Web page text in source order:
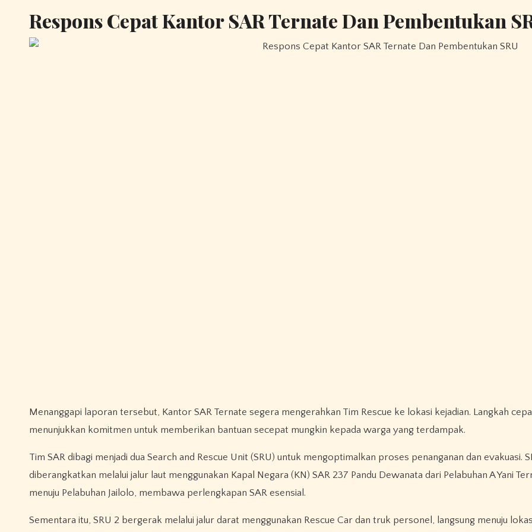
Respons Cepat Kantor SAR Ternate Dan Pembentukan
Menanggapi laporan tersebut, Kantor SAR Ternate segera mengerahkan Tim Rescue ke lokasi kejadian. Langkah
menunjukkan komitmen untuk memberikan bantuan secepat mungkin kepada warga yang terdampak.
Tim SAR dibagi menjadi dua Search and Rescue Unit (SRU) untuk mengoptimalkan proses penanganan dan evakuasi.
diberangkatkan melalui jalur laut menggunakan Kapal Negara (KN) SAR 237 Pandu Dewanata dari Pelabuhan A Yani
menuju Pelabuhan Jailolo, membawa perlengkapan SAR esensial.
Sementara itu, SRU 2 bergerak melalui jalur darat menggunakan Rescue Car dan truk personel, langsung menuju